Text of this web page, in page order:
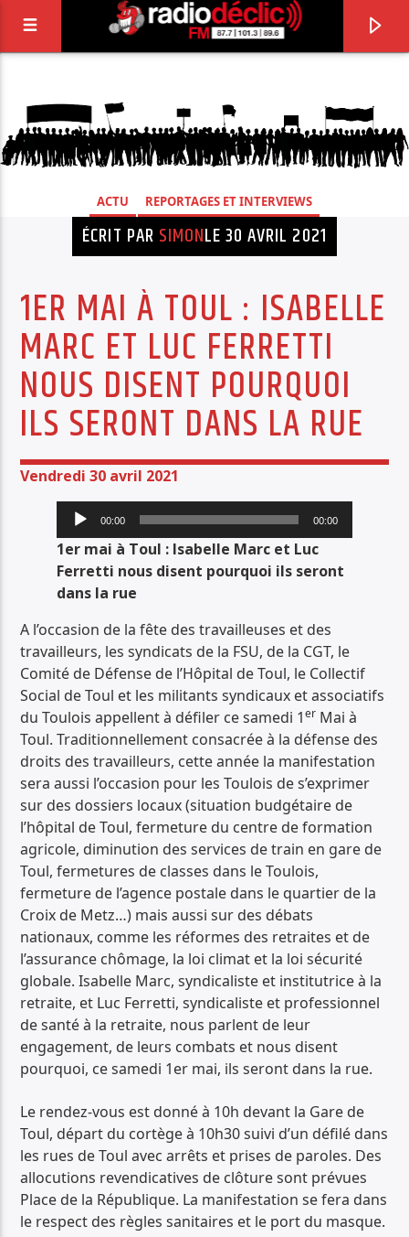
RADIO DÉCLIC
VOTRE RADIO ASSOCIATIVE EN TERRES DE
LORRAINE
PISTE ACTUELLE
IMPRESSIONS JAZZ
TOUTE L'ACTUALITÉ DES JAZZ
Radio Déclic
ACTU REPORTAGES ET INTERVIEWS
ÉCRIT PAR SIMONLE 30 AVRIL 2021
1ER MAI À TOUL : ISABELLE
MARC ET LUC FERRETTI
NOUS DISENT POURQUOI
ILS SERONT DANS LA RUE
Vendredi 30 avril 2021
Lecteur
audio
00:00 00:00
1er mai à Toul : Isabelle Marc et Luc
Ferretti nous disent pourquoi ils seront
dans la rue
A l’occasion de la fête des travailleuses et des
travailleurs, les syndicats de la FSU, de la CGT, le
Comité de Défense de l’Hôpital de Toul, le Collectif
Social de Toul et les militants syndicaux et associatifs
du Toulois appellent à défiler ce samedi 1er Mai à
Toul. Traditionnellement consacrée à la défense des
droits des travailleurs, cette année la manifestation
sera aussi l’occasion pour les Toulois de s’exprimer
sur des dossiers locaux (situation budgétaire de
l’hôpital de Toul, fermeture du centre de formation
agricole, diminution des services de train en gare de
Toul, fermetures de classes dans le Toulois,
fermeture de l’agence postale dans le quartier de la
Croix de Metz…) mais aussi sur des débats
nationaux, comme les réformes des retraites et de
l’assurance chômage, la loi climat et la loi sécurité
globale. Isabelle Marc, syndicaliste et institutrice à la
retraite, et Luc Ferretti, syndicaliste et professionnel
de santé à la retraite, nous parlent de leur
engagement, de leurs combats et nous disent
pourquoi, ce samedi 1er mai, ils seront dans la rue.
Le rendez-vous est donné à 10h devant la Gare de
Toul, départ du cortège à 10h30 suivi d’un défilé dans
les rues de Toul avec arrêts et prises de paroles. Des
allocutions revendicatives de clôture sont prévues
Place de la République. La manifestation se fera dans
le respect des règles sanitaires et le port du masque.